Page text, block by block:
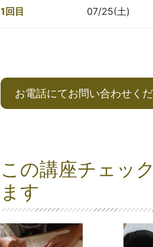
1回目 07/25(土)
お電話にてお問い合わせく
この講座チェッ
ます